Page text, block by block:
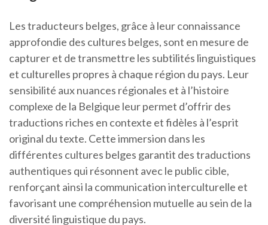
Les traducteurs belges, grâce à leur connaissance
approfondie des cultures belges, sont en mesure de
capturer et de transmettre les subtilités linguistiques
et culturelles propres à chaque région du pays. Leur
sensibilité aux nuances régionales et à l’histoire
complexe de la Belgique leur permet d’offrir des
traductions riches en contexte et fidèles à l’esprit
original du texte. Cette immersion dans les
différentes cultures belges garantit des traductions
authentiques qui résonnent avec le public cible,
renforçant ainsi la communication interculturelle et
favorisant une compréhension mutuelle au sein de la
diversité linguistique du pays.